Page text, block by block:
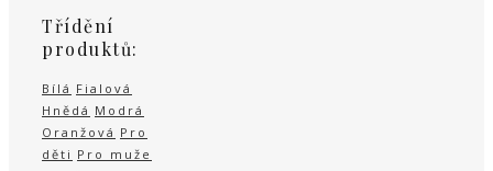
Třídění
produktů:
Bílá Fialová
Hnědá Modrá
Oranžová Pro
děti Pro muže